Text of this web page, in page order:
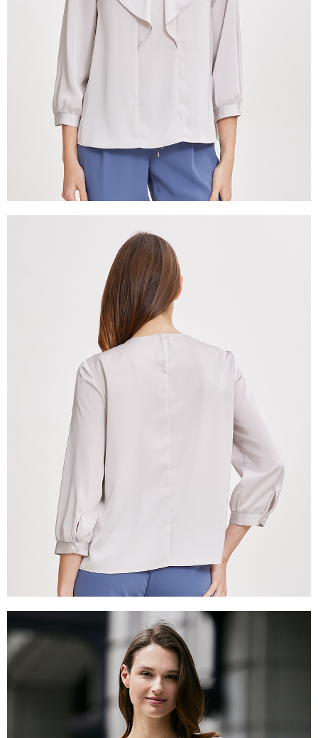
２．關於個人資料處理事宜，請瀏覽以下網址：
https://aftee.tw/terms/#terms3
３．未成年的使用者請事先徵得法定代理人或監護人之同意方可使用
「AFTEE先享後付」，若未經同意申辦者引起之損失，本公司不負相關責
４．使用「AFTEE先享後付」時，將依據個別帳號之用戶狀況，依本公司即
時審查核予不同之上限額度；若仍有額度不足之情形，本公司將視審查結果
請求用戶進行身份認證。
５．嚴禁一人註冊多個帳號或使用他人資訊註冊。若發現惡意使用之情形，
恩沛科技股份有限公司將有權停止該用戶之使用額度並採取法律行動。